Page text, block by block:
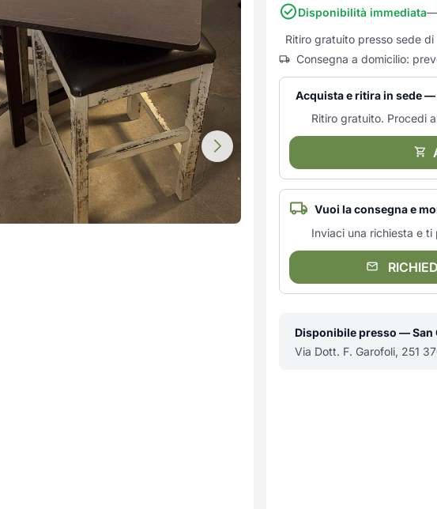
Disponibilità immediata—
Ritiro gratuito presso sede
Consegna a domicilio:
Acquista e ritira in sede
Ritiro gratuito. Procedi
Vuoi la consegna e
Inviaci una richiesta e
Disponibile presso — San
Via Dott. F. Garofoli, 251